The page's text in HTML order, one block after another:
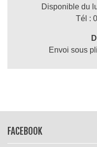
Disponible du
Tél :
Envoi sous
FACEBOOK